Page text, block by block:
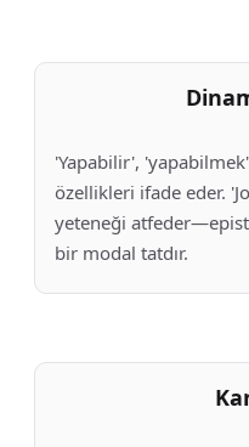
'Yapabilir',
özellikleri ifade eder.
yeteneği
bir modal tatdır.